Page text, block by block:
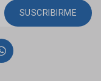
SUSCRIBIRME